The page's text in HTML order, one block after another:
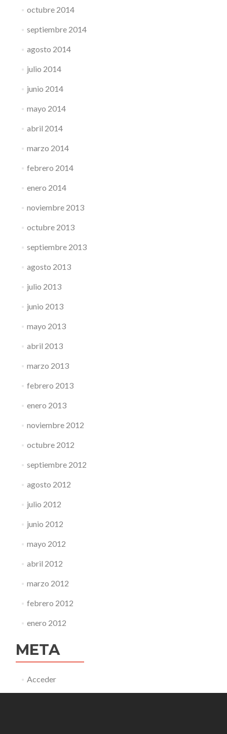
octubre 2014
septiembre 2014
agosto 2014
julio 2014
junio 2014
mayo 2014
abril 2014
marzo 2014
febrero 2014
enero 2014
noviembre 2013
octubre 2013
septiembre 2013
agosto 2013
julio 2013
junio 2013
mayo 2013
abril 2013
marzo 2013
febrero 2013
enero 2013
noviembre 2012
octubre 2012
septiembre 2012
agosto 2012
julio 2012
junio 2012
mayo 2012
abril 2012
marzo 2012
febrero 2012
enero 2012
META
Acceder